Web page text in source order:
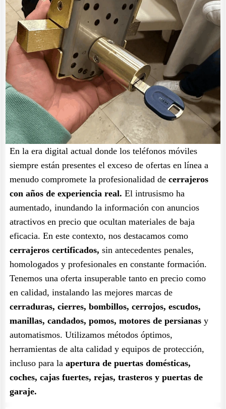
En la era digital actual donde los teléfonos móviles
siempre están presentes el exceso de ofertas en línea a
menudo compromete la profesionalidad de cerrajeros
con años de experiencia real. El intrusismo ha
aumentado, inundando la información con anuncios
atractivos en precio que ocultan materiales de baja
eficacia. En este contexto, nos destacamos como
cerrajeros certificados, sin antecedentes penales,
homologados y profesionales en constante formación.
Tenemos una oferta insuperable tanto en precio como
en calidad, instalando las mejores marcas de
cerraduras, cierres, bombillos, cerrojos, escudos,
manillas, candados, pomos, motores de persianas y
automatismos. Utilizamos métodos óptimos,
herramientas de alta calidad y equipos de protección,
incluso para la apertura de puertas domésticas,
coches, cajas fuertes, rejas, trasteros y puertas de
garaje.